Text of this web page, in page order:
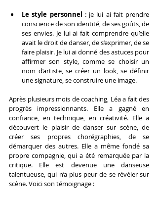
Le style personnel : je lui ai fait prendre
conscience de son identité, de ses goûts, de
ses envies. Je lui ai fait comprendre qu’elle
avait le droit de danser, de s’exprimer, de se
faire plaisir. Je lui ai donné des astuces pour
affirmer son style, comme se choisir un
nom d’artiste, se créer un look, se définir
une signature, se construire une image.
Après plusieurs mois de coaching, Léa a fait des
progrès impressionnants. Elle a gagné en
confiance, en technique, en créativité. Elle a
découvert le plaisir de danser sur scène, de
créer ses propres chorégraphies, de se
démarquer des autres. Elle a même fondé sa
propre compagnie, qui a été remarquée par la
critique. Elle est devenue une danseuse
talentueuse, qui n’a plus peur de se révéler sur
scène. Voici son témoignage :